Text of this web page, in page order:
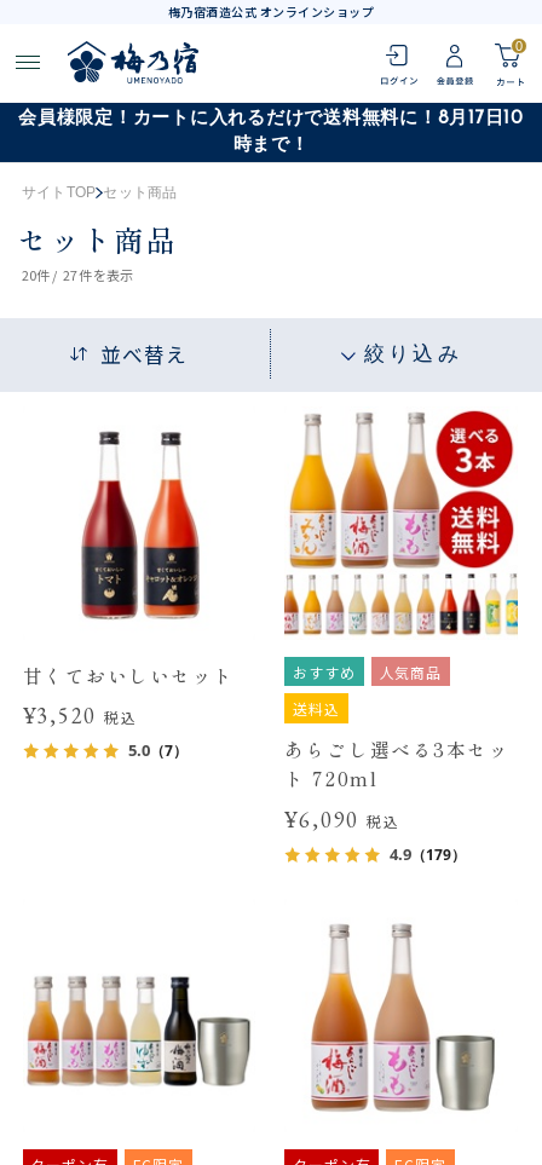
梅乃宿酒造公式 オンラインショップ
0
会員様限定！カートに入れるだけで送料無料に！8月17日10
時まで！
サイトTOP セット商品
セット商品
20件 / 27件を表示
並べ替え 絞り込み
甘くておいしいセット
¥3,520税込
5.0（7）
おすすめ
人気商品
送料込
あらごし選べる3本セッ
ト 720ml
¥6,090 税込
4.9 （179）